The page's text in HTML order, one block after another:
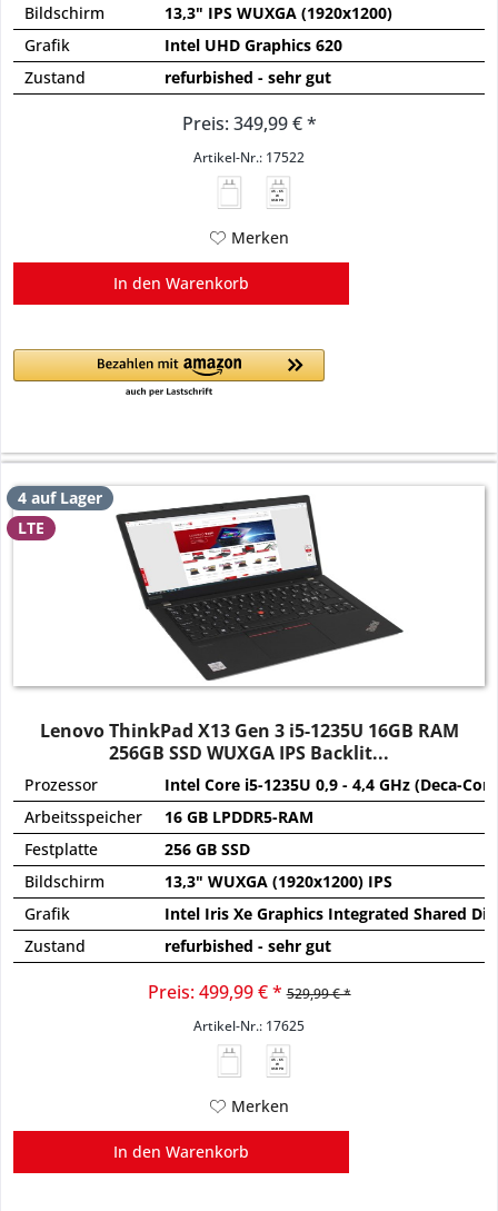
Bildschirm
13,3" IPS WUXGA (1920x1200)
Grafik
Intel UHD Graphics 620
Zustand
refurbished - sehr gut
Preis: 349,99 € *
Artikel-Nr.: 17522
45 - 65
W
USB PD
Merken
In den Warenkorb
4 auf Lager
LTE
Lenovo ThinkPad X13 Gen 3 i5-1235U 16GB RAM
256GB SSD WUXGA IPS Backlit...
Prozessor
Intel Core i5-1235U 0,9 - 4,4 GHz (Deca-
Arbeitsspeicher
16 GB LPDDR5-RAM
Festplatte
256 GB SSD
Bildschirm
13,3" WUXGA (1920x1200) IPS
Grafik
Intel Iris Xe Graphics Integrated Shared
Zustand
refurbished - sehr gut
Preis: 499,99 € * 529,99 € *
Artikel-Nr.: 17625
45 - 65
W
USB PD
Merken
In den Warenkorb